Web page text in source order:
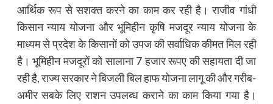
आर्थिक रूप से सशक्त करने का काम कर रही है। राजीव गांधी
किसान न्याय योजना और भूमिहीन कृषि मजदूर न्याय योजना के
माध्यम से प्रदेश के किसानों को उपज की सर्वाधिक कीमत मिल रही
है। भूमिहीन मजदूरों को सालाना 7 हजार रूपए की सहायता दी जा
रही है, राज्य सरकार ने बिजली बिल हाफ योजना लागू की और गरीब-
अमीर सबके लिए राशन उपलब्ध कराने का काम किया गया है।